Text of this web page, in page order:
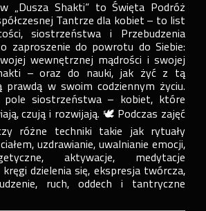
„Dusza Shakti” to Święta Podróż
Tantrze dla kobiet – to list
siostrzeństwa i Przebudzenia
zaproszenie do powrotu do Siebie:
wewnętrznej mądrości i swojej
– oraz do nauki, jak żyć z tą
prawdą w swoim codziennym życiu.
pole siostrzeństwa – kobiet, które
czują i rozwijają. 🕊 Podczas zajęć
różne techniki takie jak rytuały
uzdrawianie, uwalnianie emocji,
aktywacje, medytacje
dzielenia się, ekspresja twórcza,
ruch, oddech i tantryczne